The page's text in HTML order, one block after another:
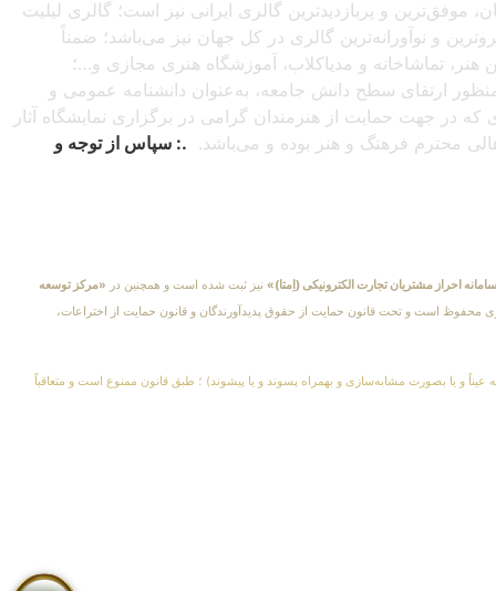
از سراسرجهان، موفق‌ترین و پربازدیدترین گالری ایرانی نیز است؛ گالری لیلیت
و نوآورانه‌ترین گالری در کل جهان نیز می‌باشد؛ ضمناً
هنر، تماشاخانه و مدیاکلاب، آموزشگاه هنری مجازی و…؛
ارتقای سطح دانش جامعه، به‌عنوان دانشنامه عمومی و
در جهت حمایت از هنرمندان گرامی در برگزاری نمایشگاه آثار
محترم فرهنگ و هنر بوده و می‌باشد. .: سپاس از توجه و
احراز مشتریان تجارت الکترونیکی (اِمتا)» نیز ثبت شده است و همچنین در «مرکز توسعه
حقوق مادی و معنوی محفوظ است و تحت قانون حمایت از حقوق پدیدآورندگان و قانون حمایت از اختراعات،
عیناً و یا بصورت مشابه‌سازی و بهمراه پسوند و یا پیشوند) ؛ طبق قانون ممنوع است و متعاقباً